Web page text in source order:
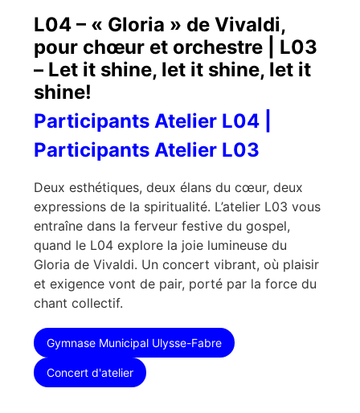
L04 – « Gloria » de Vivaldi,
pour chœur et orchestre | L03
– Let it shine, let it shine, let it
shine!
Participants Atelier L04 |
Participants Atelier L03
Deux esthétiques, deux élans du cœur, deux
expressions de la spiritualité. L’atelier L03 vous
entraîne dans la ferveur festive du gospel,
quand le L04 explore la joie lumineuse du
Gloria de Vivaldi. Un concert vibrant, où plaisir
et exigence vont de pair, porté par la force du
chant collectif.
Gymnase Municipal Ulysse-Fabre
Concert d'atelier